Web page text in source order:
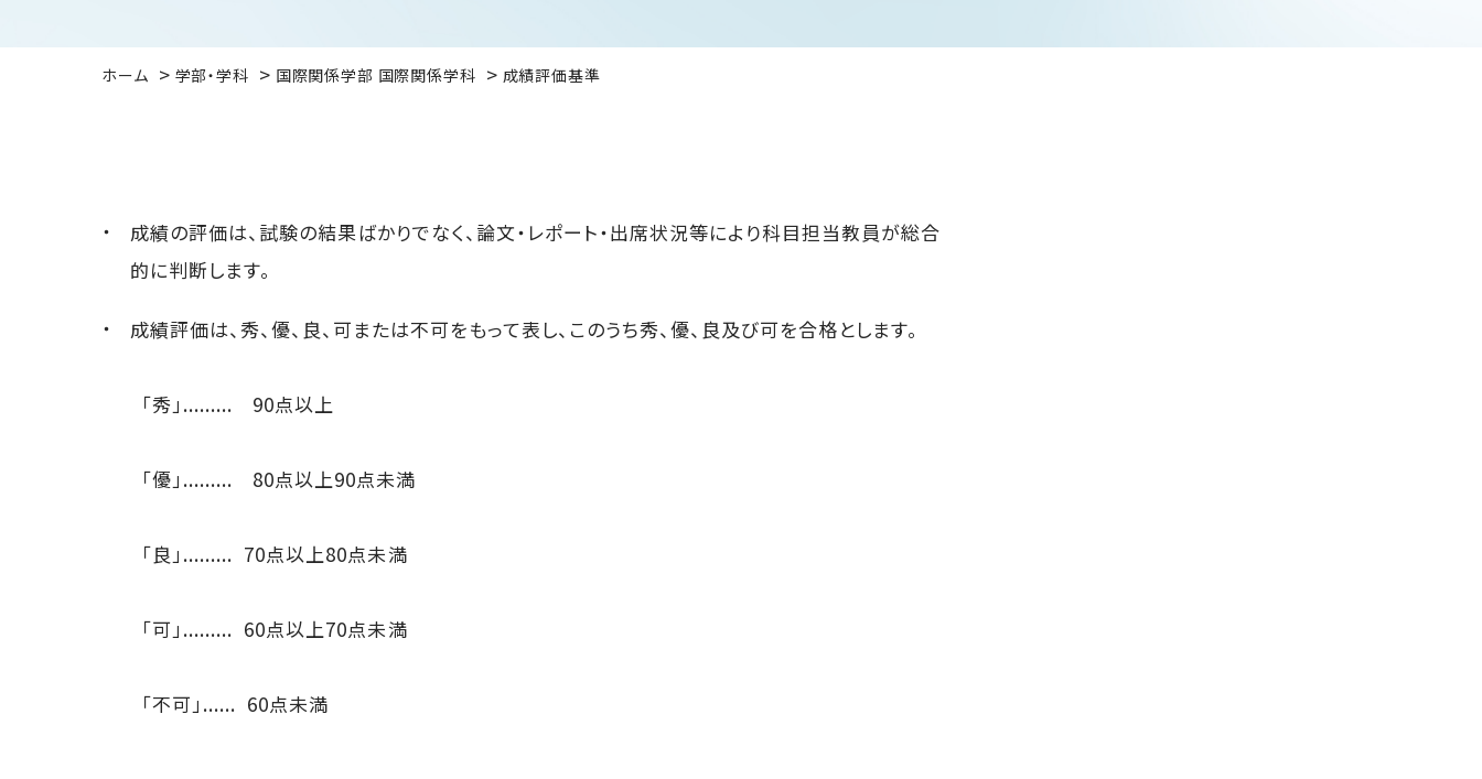
ホーム 学部・学科 国際関係学部 国際関係学科 成績評価基準
成績の評価は、試験の結果ばかりでなく、論文・レポート・出席状況等により科目担当教員が総合
的に判断します。
成績評価は、秀、優、良、可または不可をもって表し、このうち秀、優、良及び可を合格とします。
「秀」......... 90点以上
「優」......... 80点以上90点未満
「良」......... 70点以上80点未満
「可」......... 60点以上70点未満
「不可」...... 60点未満